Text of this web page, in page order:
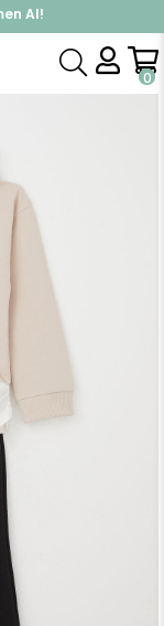
Al!
Üye Ol!
0
Kız Çocuk Pantolonlu Takım Yazı Baskılı Kapüşonlu Bej (5 Yaş)